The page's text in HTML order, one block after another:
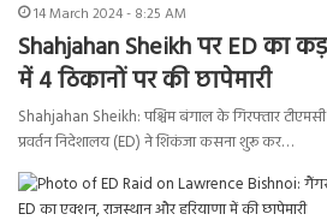
14 March 2024 - 8:25 AM
Shahjahan Sheikh पर ED का
में 4 ठिकानों पर की छापेमारी
Shahjahan Sheikh: पश्चिम बंगाल के गिरफ्तार
प्रवर्तन निदेशालय (ED) ने शिकंजा कसना शुरू कर…